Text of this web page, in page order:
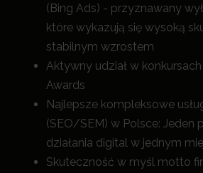
(Bing Ads) - przyznawany
które wykazują się wysoką
stabilnym wzrostem
Aktywny udział w
Awards
Najlepsze kompleksowe
(SEO/SEM) w Polsce: Jeden
działania digital w jednym
Skuteczność w myśl motto